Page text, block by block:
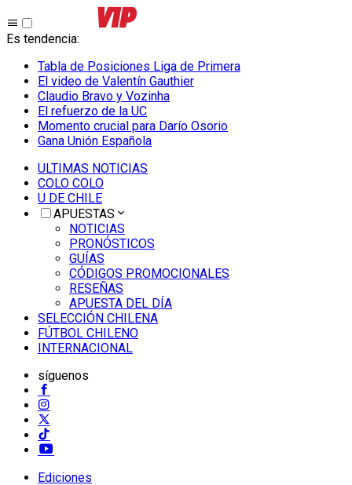
Es tendencia:
Tabla de Posiciones Liga de Primera
El video de Valentín Gauthier
Claudio Bravo y Vozinha
El refuerzo de la UC
Momento crucial para Darío Osorio
Gana Unión Española
ULTIMAS NOTICIAS
COLO COLO
U DE CHILE
APUESTAS
NOTICIAS
PRONÓSTICOS
GUÍAS
CÓDIGOS PROMOCIONALES
RESEÑAS
APUESTA DEL DÍA
SELECCIÓN CHILENA
FÚTBOL CHILENO
INTERNACIONAL
síguenos
Ediciones